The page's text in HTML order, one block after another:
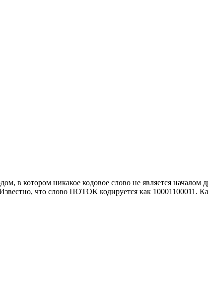
в котором никакое кодовое слово не является началом
что слово ПОТОК кодируется как 10001100011.